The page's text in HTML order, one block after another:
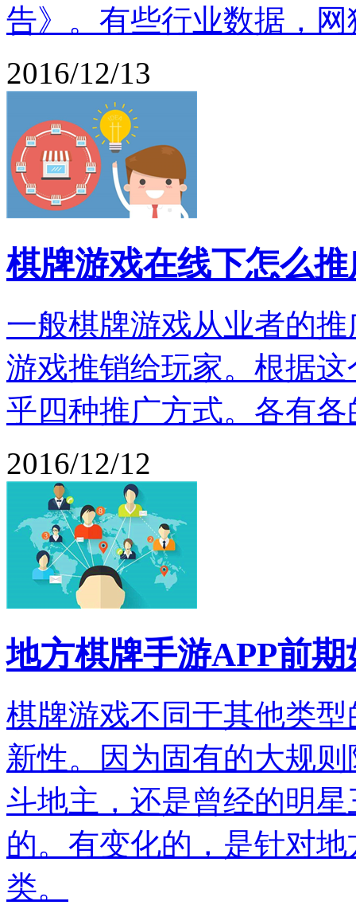
告》。有些行业数据，
2016/12/13
棋牌游戏在线下怎么
一般棋牌游戏从业者的
游戏推销给玩家。根据
乎四种推广方式。各有
2016/12/12
地方棋牌手游APP前期
棋牌游戏不同于其他类
新性。因为固有的大规
斗地主，还是曾经的明
的。有变化的，是针对
类。